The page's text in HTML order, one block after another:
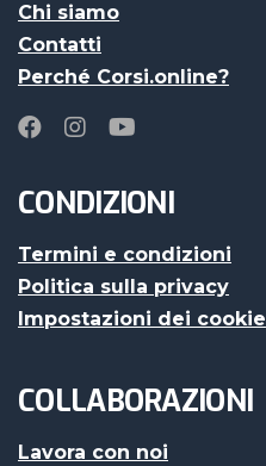
Chi siamo
Contatti
Perché Corsi.online?
CONDIZIONI
Termini e condizioni
Politica sulla privacy
Impostazioni dei cookie
COLLABORAZIONI
Lavora con noi